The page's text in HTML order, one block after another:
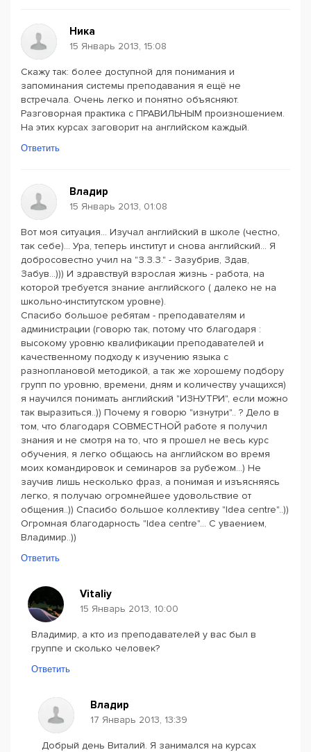
Ника
15 Январь 2013, 15:08
Скажу так: более доступной для понимания и
запоминания системы преподавания я ещё не
встречала. Очень легко и понятно объясняют.
Разговорная практика с ПРАВИЛЬНЫМ произношением.
На этих курсах заговорит на английском каждый.
Ответить
Владир
15 Январь 2013, 01:08
Вот моя ситуация... Изучал английский в школе (честно,
так себе)... Ура, теперь институт и снова английский... Я
добросовестно учил на "З.З.З." - Зазубрив, Здав,
Забув...))) И здравствуй взрослая жизнь - работа, на
которой требуется знание английского ( далеко не на
школьно-институтском уровне).
Спасибо большое ребятам - преподавателям и
администрации (говорю так, потому что благодаря :
высокому уровню квалификации преподавателей и
качественному подходу к изучению языка с
разноплановой методикой, а так же хорошему подбору
групп по уровню, времени, дням и количеству учащихся)
я научился понимать английский "ИЗНУТРИ", если можно
так выразиться..)) Почему я говорю "изнутри".. ? Дело в
том, что благодаря СОВМЕСТНОЙ работе я получил
знания и не смотря на то, что я прошел не весь курс
обучения, я легко общаюсь на английском во время
моих командировок и семинаров за рубежом...) Не
заучив лишь несколько фраз, а понимая и изъясняясь
легко, я получаю огромнейшее удовольствие от
общения..)) Спасибо большое коллективу "Idea centre"..))
Огромная благодарность "Idea centre"... С уваением,
Владимир..))
Ответить
Vitaliy
15 Январь 2013, 10:00
Владимир, а кто из преподавателей у вас был в
группе и сколько человек?
Ответить
Владир
17 Январь 2013, 13:39
Добрый день Виталий. Я занимался на курсах